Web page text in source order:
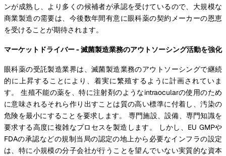
ンが成熟し、より多くの候補者が承認を受けているので、大規模な
商業製造の需要は、今後数年間有意に眼科薬の契約メーカーの恩恵
を受けることが期待されます。
マーケットドライバー - 滅菌製造業務のアウトソーシング活動を強化
眼科薬の受託製造業界は、滅菌製造業務のアウトソーシングで継続
的に上昇することにより、着実に繁殖するように計画されていま
す。 生殖不能の薬を、特に注射剤のようなintraocularの使用のため
に意味されるそれら作り出すことは質の高い標準に付着し、汚染の
危険を最小にすることを要求します。 専門施設、設備、専門知識を
要求する高度に複雑なプロセスを製造します。 しかし、EU GMPや
FDAの承認などの規制当局の認定の地上から必要なインフラの設定
は、特に小規模の分子会社が行うことを望んでいない実質的な資本